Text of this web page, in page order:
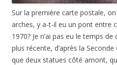
Sur la première carte postale,
arches, y a-t-il eu un pont entre
1970? Je n’ai pas eu le temps
plus récente, d’après la
que deux statues côté amont,